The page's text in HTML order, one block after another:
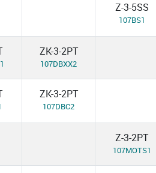
Z-3-5SS
107BS1
ZK-3-2PT
107DBXX2
ZK-3-2PT
107DBC2
Z-3-2PT
107MOTS1